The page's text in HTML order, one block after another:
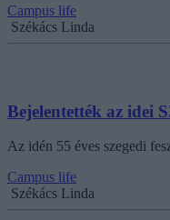
Campus life
Székács Linda
Bejelentették az idei
Az idén 55 éves szegedi
Campus life
Székács Linda